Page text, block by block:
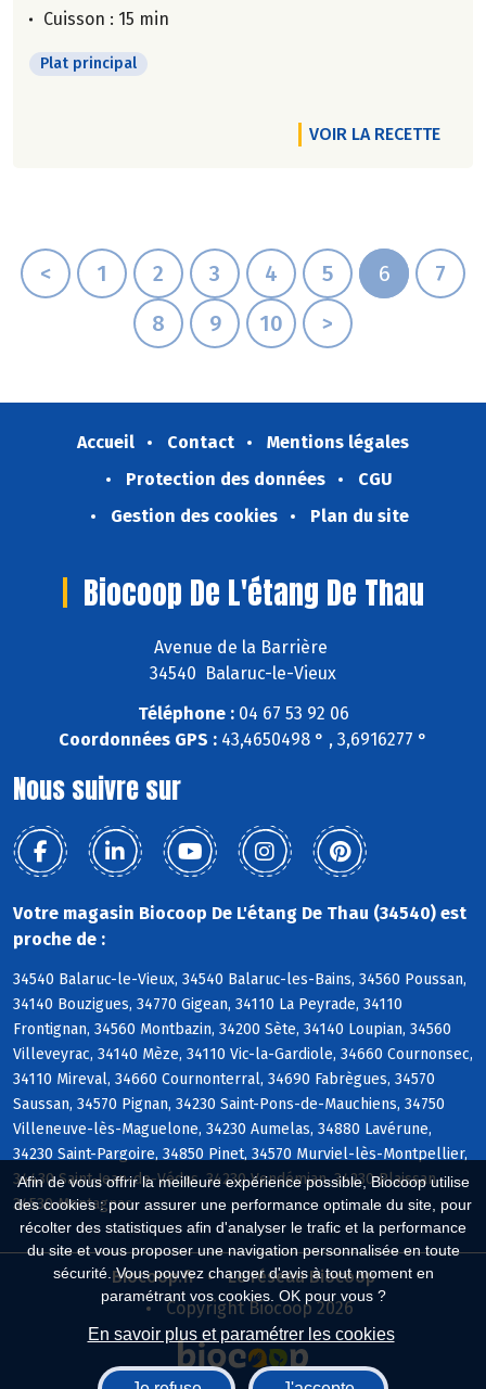
Afin de vous offrir la meilleure expérience possible, Biocoop utilise
des cookies : pour assurer une performance optimale du site, pour
récolter des statistiques afin d'analyser le trafic et la performance
du site et vous proposer une navigation personnalisée en toute
sécurité. Vous pouvez changer d'avis à tout moment en
paramétrant vos cookies. OK pour vous ?
En savoir plus et paramétrer les cookies
Cuisson : 15 min
Plat principal
VOIR LA RECETTE
< 1 2 3 4 5 6
7
8
9 10 >
Accueil Contact
Mentions légales
Protection des données
CGU
Gestion des cookies
Plan du site
Biocoop De L'étang De Thau
Avenue de la Barrière
34540 Balaruc-le-Vieux
Téléphone :04 67 53 92 06
Coordonnées GPS : 43,4650498 ° , 3,6916277 °
Nous suivre sur
Votre magasin Biocoop De L'étang De Thau (34540) est
proche de :
34540 Balaruc-le-Vieux, 34540 Balaruc-les-Bains, 34560 Poussan,
34140 Bouzigues, 34770 Gigean, 34110 La Peyrade, 34110
Frontignan, 34560 Montbazin, 34200 Sète, 34140 Loupian, 34560
Villeveyrac, 34140 Mèze, 34110 Vic-la-Gardiole, 34660 Cournonsec,
34110 Mireval, 34660 Cournonterral, 34690 Fabrègues, 34570
Saussan, 34570 Pignan, 34230 Saint-Pons-de-Mauchiens, 34750
Villeneuve-lès-Maguelone, 34230 Aumelas, 34880 Lavérune,
34230 Saint-Pargoire, 34850 Pinet, 34570 Murviel-lès-Montpellier,
34430 Saint-Jean-de-Védas, 34230 Vendémian, 34230 Plaissan,
34530 Montagnac
Biocoop.fr
Le réseau Biocoop
Copyright Biocoop 2026